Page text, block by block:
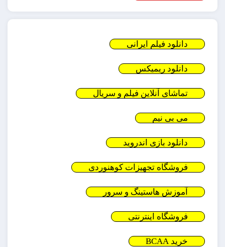
دانلود فیلم ایرانی
دانلود ریمیکس
تماشای آنلاین فیلم و سریال
می بی نیم
دانلود بازی اندروید
فروشگاه تجهیزات کوهنوردی
آموزش هاستینگ و سرور
فروشگاه اینترنتی
خرید BCAA